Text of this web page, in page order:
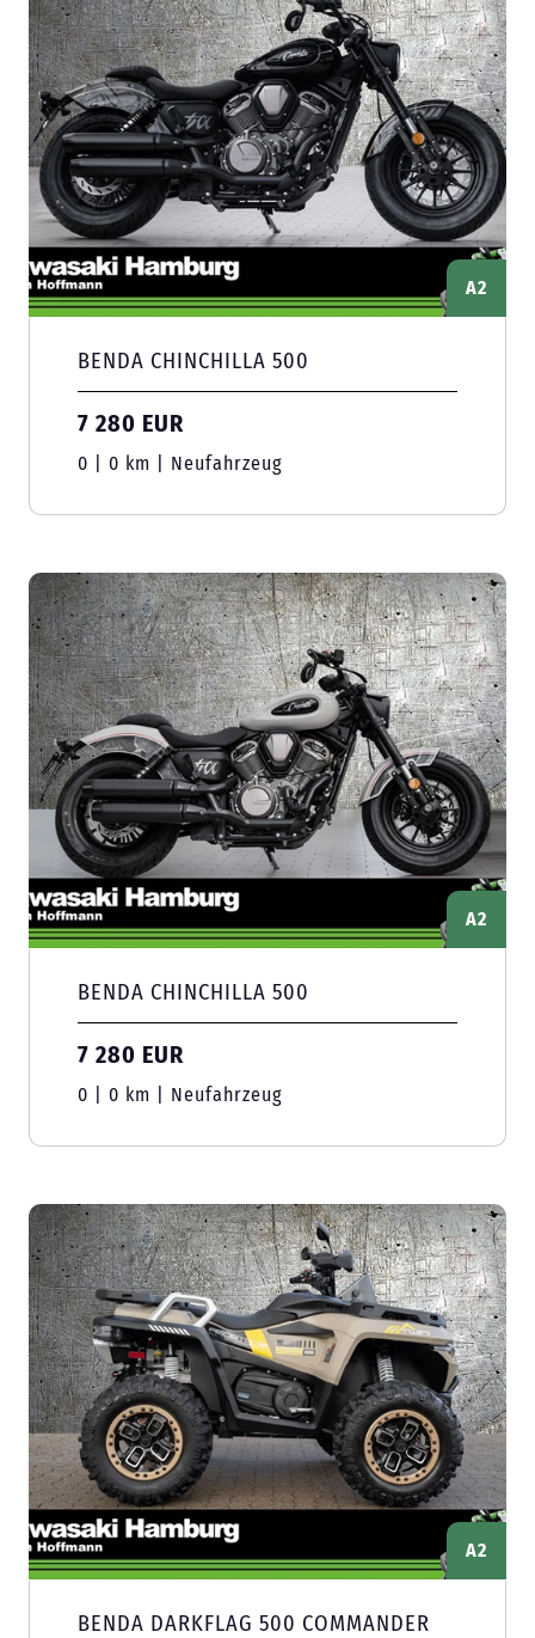
A2
BENDA CHINCHILLA 500
7 280 EUR
0 | 0 km | Neufahrzeug
A2
BENDA CHINCHILLA 500
7 280 EUR
0 | 0 km | Neufahrzeug
A2
BENDA DARKFLAG 500 COMMANDER